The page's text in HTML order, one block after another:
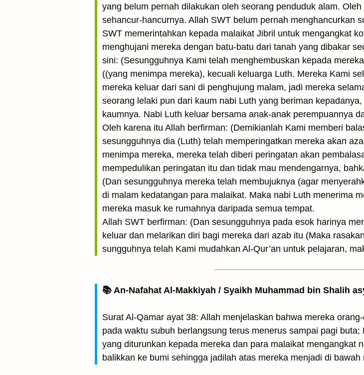
yang belum pernah dilakukan oleh seorang penduduk alam.
sehancur-hancurnya. Allah SWT belum pernah menghancurkan
SWT memerintahkan kepada malaikat Jibril untuk mengangkat
menghujani mereka dengan batu-batu dari tanah yang dibakar
sini: (Sesungguhnya Kami telah menghembuskan kepada
((yang menimpa mereka), kecuali keluarga Luth. Mereka Kami
mereka keluar dari sani di penghujung malam, jadi mereka
seorang lelaki pun dari kaum nabi Luth yang beriman
kaumnya. Nabi Luth keluar bersama anak-anak perempuannya
Oleh karena itu Allah berfirman: (Demikianlah Kami memberi
sesungguhnya dia (Luth) telah memperingatkan mereka akan
menimpa mereka, mereka telah diberi peringatan akan
mempedulikan peringatan itu dan tidak mau mendengarnya,
(Dan sesungguhnya mereka telah membujuknya (agar
di malam kedatangan para malaikat. Maka nabi Luth menerima
mereka masuk ke rumahnya daripada semua tempat.
Allah SWT berfirman: (Dan sesungguhnya pada esok harinya
keluar dan melarikan diri bagi mereka dari azab itu (Maka
sungguhnya telah Kami mudahkan Al-Qur’an untuk pelajaran,
📚 An-Nafahat Al-Makkiyah / Syaikh Muhammad bin Shalih
Surat Al-Qamar ayat 38: Allah menjelaskan bahwa mereka
pada waktu subuh berlangsung terus menerus sampai pagi
yang diturunkan kepada mereka dan para malaikat mengangkat
balikkan ke bumi sehingga jadilah atas mereka menjadi di bawah